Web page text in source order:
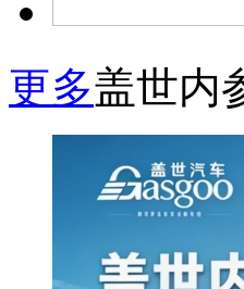
更多盖世内